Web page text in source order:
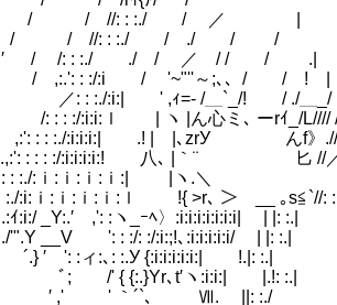
: :./ / ／ |
: :./ / ./ / /
:./ ./ / ／ / / / .|
:i / '~"''～;､、/ / ! |
' ,ｨ=- /＿`_/! / ./＿
| ヽ |ん心ミ､ ーrｲ_/L////
.! | |､zrУ んf》.//
:i:i:i:i:! 八､ |｀¨ 匕 //／ あ
:ｉ:ｉ:ｉ:ｉ:| |ヽ.＼ .
:ｉ:ｉ:ｉ:ｌ !{ >r､ ＞ __ ｡
,': :ヽ_ｰﾍ〉:i:i:i:i:i:i:i| | |: :.|
': : :/: :/:i:;!､:i:i:i:i:i/ | |: :.|
': :ィ:､: :.У {:i:i:i:i:i:| !.|: :.|
' { {:.}Yr､t′ヽ:i:i:| |.!: :.|
′ ,' ゞ' ｀´`､ Ⅶ. ||: :./